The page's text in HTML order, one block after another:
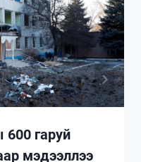
гаруй
мэдээллээ